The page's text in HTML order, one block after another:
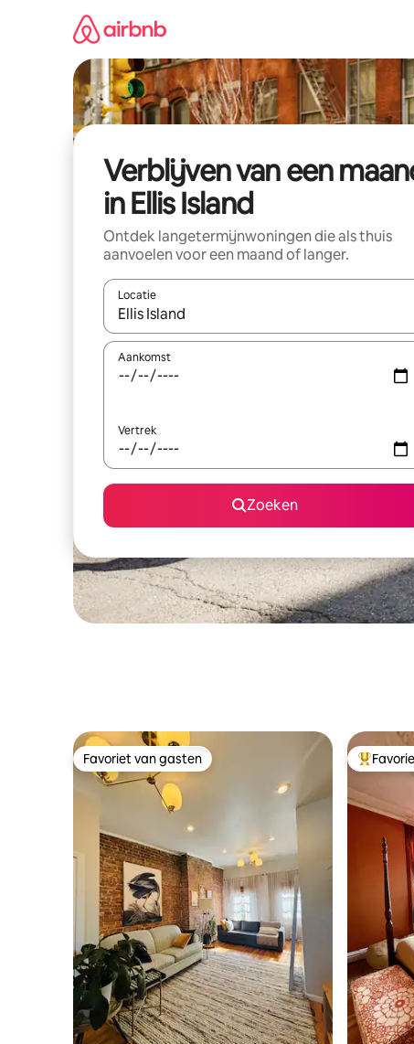
Verblijven van een
in Ellis Island
Ontdek langetermijnwoningen die als thuis
aanvoelen voor een maand of langer.
Locatie
Wanneer er resultaten beschikbaar zijn, maak je
Aankomst
Vertrek
Zoeken
Favoriet van gasten
Favoriet van gasten